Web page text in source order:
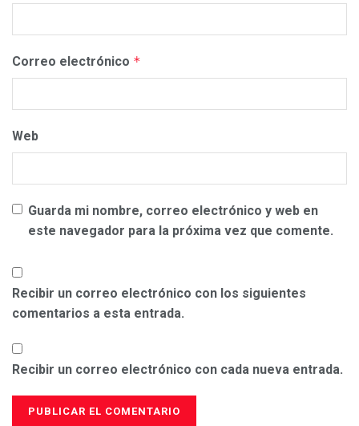
Correo electrónico *
Web
Guarda mi nombre, correo electrónico y web en
este navegador para la próxima vez que comente.
Recibir un correo electrónico con los siguientes
comentarios a esta entrada.
Recibir un correo electrónico con cada nueva entrada.